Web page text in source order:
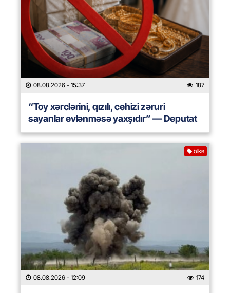
08.08.2026 - 15:37 187
“Toy xərclərini, qızılı, cehizi zəruri
sayanlar evlənməsə yaxşıdır” — Deputat
ölkə
08.08.2026 - 12:09 174